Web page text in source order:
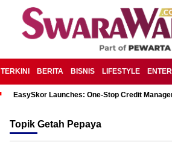
TERKINI BERITA BISNIS LIFESTYLE
EasySkor Launches: One-Stop Credit
Topik Getah Pepaya